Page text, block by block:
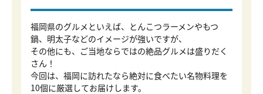
福岡県のグルメといえば、とんこつラーメンやもつ
鍋、明太子などのイメージが強いですが、
その他にも、ご当地ならではの絶品グルメは盛りだく
さん！
今回は、福岡に訪れたなら絶対に食べたい名物料理を
10個に厳選してお届けします。